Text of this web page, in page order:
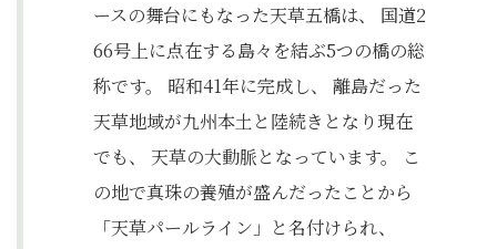
ースの舞台にもなった天草五橋は、 国道2
66号上に点在する島々を結ぶ5つの橋の総
称です。 昭和41年に完成し、 離島だった
天草地域が九州本土と陸続きとなり現在
でも、 天草の大動脈となっています。 こ
の地で真珠の養殖が盛んだったことから
「天草パールライン」と名付けられ、